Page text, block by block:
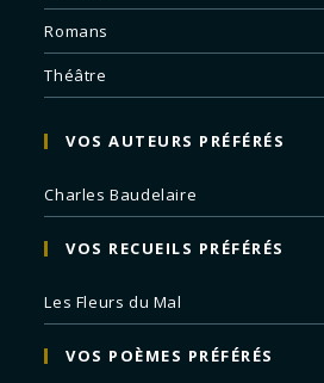
Romans
Théâtre
VOS AUTEURS PRÉFÉRÉS
Charles Baudelaire
VOS RECUEILS PRÉFÉRÉS
Les Fleurs du Mal
VOS POÈMES PRÉFÉRÉS